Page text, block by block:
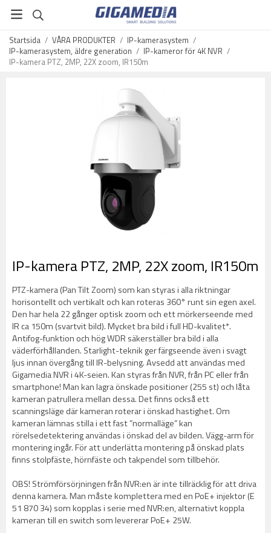
Startsida / VÅRA PRODUKTER / IP-kamerasystem /
IP-kamerasystem, äldre generation / IP-kameror för 4K NVR /
IP-kamera PTZ, 2MP, 22X zoom, IR150m
IP-kamera PTZ, 2MP, 22X zoom, IR150m
PTZ-kamera (Pan Tilt Zoom) som kan styras i alla riktningar
horisontellt och vertikalt och kan roteras 360° runt sin egen axel.
Den har hela 22 gånger optisk zoom och ett mörkerseende med
IR ca 150m (svartvit bild). Mycket bra bild i full HD-kvalitet*.
Antifog-funktion och hög WDR säkerställer bra bild i alla
väderförhållanden. Starlight-teknik ger färgseende även i svagt
ljus innan övergång till IR-belysning. Avsedd att användas med
Gigamedia NVR i 4K-seien. Kan styras från NVR, från PC eller från
smartphone! Man kan lagra önskade positioner (255 st) och låta
kameran patrullera mellan dessa. Det finns också ett
scanningsläge där kameran roterar i önskad hastighet. Om
kameran lämnas stilla i ett fast ”normalläge” kan
rörelsedetektering användas i önskad del av bilden. Vägg-arm för
montering ingår. För att underlätta montering på önskad plats
finns stolpfäste, hörnfäste och takpendel som tillbehör.
OBS! Strömförsörjningen från NVR:en är inte tillräcklig för att driva
denna kamera. Man måste komplettera med en PoE+ injektor (E
51 870 34) som kopplas i serie med NVR:en, alternativt koppla
kameran till en switch som levererar PoE+ 25W.